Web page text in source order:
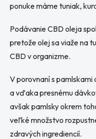
ponuke máme tuniak,
Podávanie CBD oleja
pretože olej sa viaže na
CBD v organizme.
V porovnaní s pamlskami
a vďaka presnému
avšak pamlsky okrem
veľké množstvo
zdravých ingrediencií.